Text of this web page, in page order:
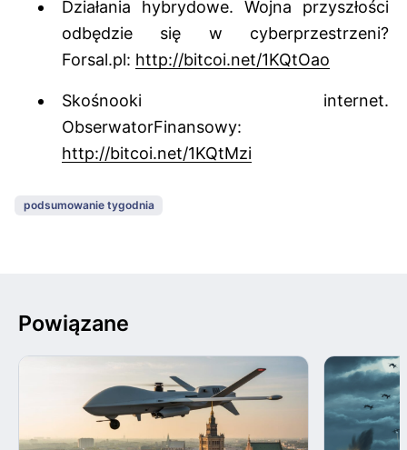
Działania hybrydowe. Wojna przyszłości
odbędzie się w cyberprzestrzeni?
Forsal.pl: http://bitcoi.net/1KQtOao
Skośnooki internet.
ObserwatorFinansowy:
http://bitcoi.net/1KQtMzi
podsumowanie tygodnia
Powiązane